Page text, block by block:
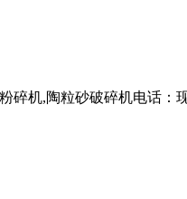
机,陶粒砂破碎机电话